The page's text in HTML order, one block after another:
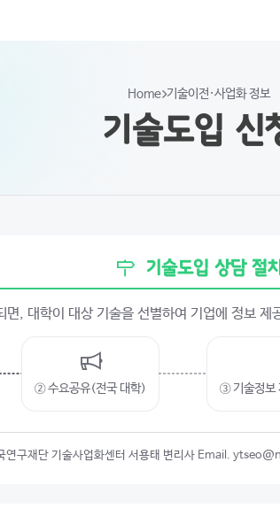
Home 기술이전·사업화 정보
기술도입 신
기술도입 상담 절
면, 대학이 대상 기술을 선별하여 기업에 정보 제
② 수요공유(전국 대학) ③ 기술정보
연구재단 기술사업화센터 서용태 변리사 Email.